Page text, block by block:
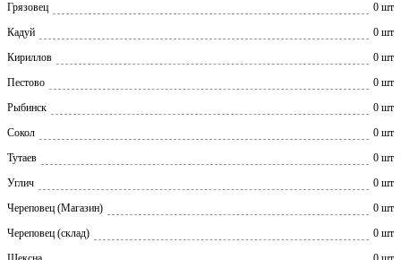
Грязовец
0 шт
Кадуй
0 шт
Кириллов
0 шт
Пестово
0 шт
Рыбинск
0 шт
Сокол
0 шт
Тутаев
0 шт
Углич
0 шт
Череповец (Магазин)
0 шт
Череповец (склад)
0 шт